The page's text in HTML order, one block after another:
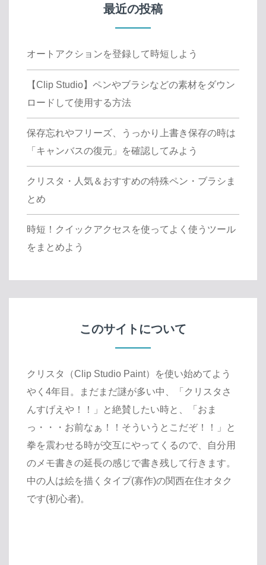
最近の投稿
オートアクションを登録して時短しよう
【Clip Studio】ペンやブラシなどの素材をダウン
ロードして使用する方法
保存忘れやフリーズ、うっかり上書き保存の時は
「キャンバスの復元」を確認してみよう
クリスタ・人気＆おすすめの特殊ペン・ブラシま
とめ
時短！クイックアクセスを使ってよく使うツール
をまとめよう
このサイトについて
クリスタ（Clip Studio Paint）を使い始めてよう
やく4年目。まだまだ謎が多い中、「クリスタさ
んすげえや！！」と絶賛したい時と、「おま
っ・・・お前なぁ！！そういうとこだぞ！！」と
拳を震わせる時が交互にやってくるので、自分用
のメモ書きの延長の感じで書き残して行きます。
中の人は絵を描くタイプ(寡作)の関西在住オタク
です(初心者)。